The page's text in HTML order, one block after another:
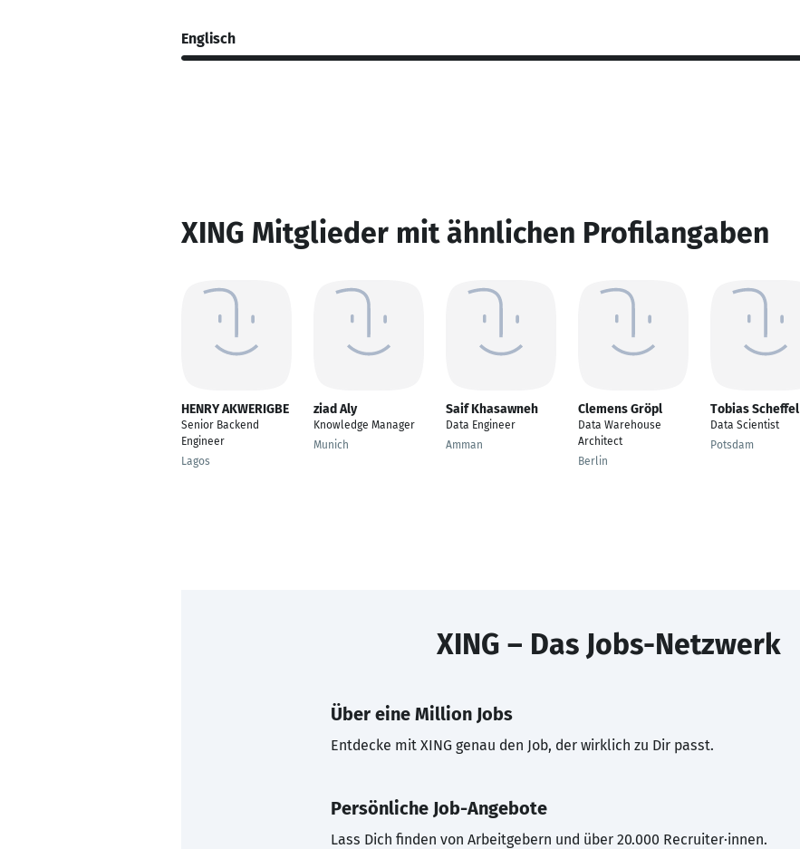
Englisch
XING Mitglieder mit ähnlichen Profilangaben
HENRY AKWERIGBE
Senior Backend
Engineer
Lagos
ziad Aly
Knowledge Manager
Munich
Saif Khasawneh
Data Engineer
Amman
Clemens Gröpl
Data Warehouse
Architect
Berlin
Tobias Scheffel
Data Scientist
Potsdam
XING – Das Jobs-Netzwerk
Über eine Million Jobs
Entdecke mit XING genau den Job, der wirklich zu Dir passt.
Persönliche Job-Angebote
Lass Dich finden von Arbeitgebern und über 20.000 Recruiter·innen.